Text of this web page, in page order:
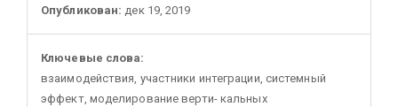
Опубликован: дек 19, 2019
Ключевые слова:
взаимодействия, участники интеграции, системный
эффект, моделирование верти- кальных